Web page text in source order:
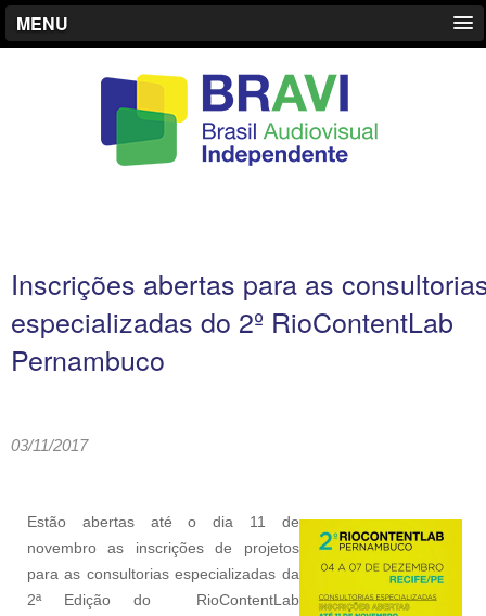
MENU
Inscrições abertas para as
especializadas do 2º RioContentLab
Pernambuco
03/11/2017
Estão abertas até o dia 11 de
novembro as inscrições de projetos
para as consultorias especializadas da
2ª Edição do RioContentLab